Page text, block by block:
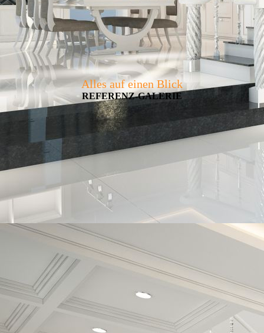
Alles auf einen Blick
REFERENZ-GALERIE